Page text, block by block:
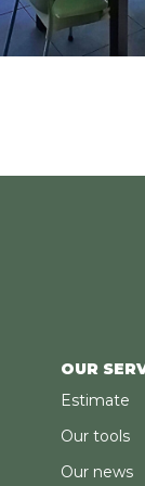
OUR
Estimate
Our tools
Our news